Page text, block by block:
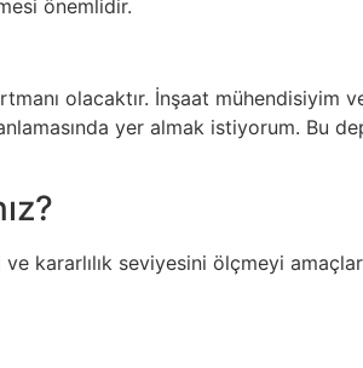
önemlidir.
olacaktır. İnşaat mühendisiyim
yer almak istiyorum. Bu
kararlılık seviyesini ölçmeyi